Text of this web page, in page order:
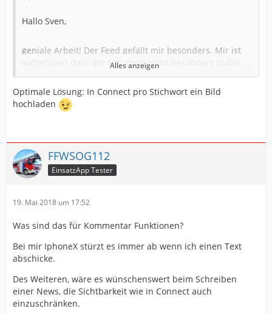
Hallo Sven,
geniale Arbeit! Der Feed gefällt mir besonders. Mir ist
aufgefallen dass die App noch nicht besonders stabil
läuft und öfters einfach abstürzt.
Wäre es möglich, dass die Einsatzstichworte mit einem
individuellen Bild versehen werden könnten, dies würde
Vielen Dank
Alles anzeigen
Optimale Lösung: In Connect pro Stichwort ein Bild
hochladen
FFWSOG112
EinsatzApp Tester
19. Mai 2018 um 17:52
Was sind das für Kommentar Funktionen?
Bei mir IphoneX stürzt es immer ab wenn ich einen Text
abschicke.
Des Weiteren, wäre es wünschenswert beim Schreiben
einer News, die Sichtbarkeit wie in Connect auch
einzuschränken.